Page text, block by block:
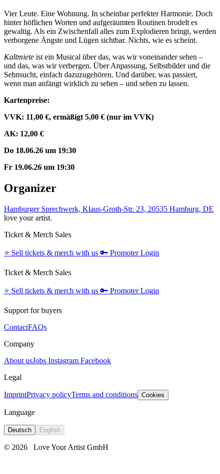
Vier Leute. Eine Wohnung. ​In scheinbar perfekter Harmonie. Doch
hinter höflichen Worten und aufgeräumten Routinen brodelt es
gewaltig. Als ein Zwischenfall alles zum Explodieren bringt, werden
verborgene Ängste und Lügen sichtbar. Nichts, wie es scheint.
Kaltmiete ist ein Musical über das, was wir voneinander sehen –
und das, was wir verbergen. Über Anpassung, Selbstbilder und die
Sehnsucht, einfach dazuzugehören. Und darüber, was passiert,
wenn man anfängt wirklich zu sehen – und sehen zu lassen.
Kartenpreise:
VVK: 11,00 €, ermäßigt 5,00 € (nur im VVK)
AK: 12,00 €
Do 18.06.26 um 19:30
Fr 19.06.26 um 19:30
Organizer
Hamburger Sprechwerk, Klaus-Groth-Str. 23, 20535 Hamburg, DE
love your artist.
Ticket & Merch Sales
⭐️ Sell tickets & merch with us 🔑 Promoter Login
Ticket & Merch Sales
⭐️ Sell tickets & merch with us 🔑 Promoter Login
Support for buyers
ContactFAQs
Company
About usJobs Instagram Facebook
Legal
ImprintPrivacy policyTerms and conditions Cookies
Language
Deutsch English
© 2026 Love Your Artist GmbH